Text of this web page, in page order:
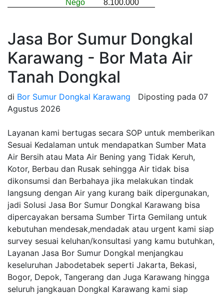
Nego
8.100.000
Jasa Bor Sumur Dongkal
Karawang - Bor Mata Air
Tanah Dongkal
di Bor Sumur Dongkal Karawang Diposting pada 07
Agustus 2026
Layanan kami bertugas secara SOP untuk memberikan
Sesuai Kedalaman untuk mendapatkan Sumber Mata
Air Bersih atau Mata Air Bening yang Tidak Keruh,
Kotor, Berbau dan Rusak sehingga Air tidak bisa
dikonsumsi dan Berbahaya jika melakukan tindak
langsung dengan Air yang kurang baik dipergunakan,
jadi Solusi Jasa Bor Sumur Dongkal Karawang bisa
dipercayakan bersama Sumber Tirta Gemilang untuk
kebutuhan mendesak,mendadak atau urgent kami siap
survey sesuai keluhan/konsultasi yang kamu butuhkan,
Layanan Jasa Bor Sumur Dongkal menjangkau
keseluruhan Jabodetabek seperti Jakarta, Bekasi,
Bogor, Depok, Tangerang dan Juga Karawang hingga
seluruh jangkauan Dongkal Karawang kami siap